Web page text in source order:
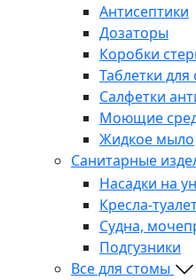
Антисептики
Дозаторы
Коробки
Таблетки
Салфетки
Моющие
Жидкое мыло
Санитарные
Насадки на
Кресла-
Судна,
Подгузники
Все для стомы